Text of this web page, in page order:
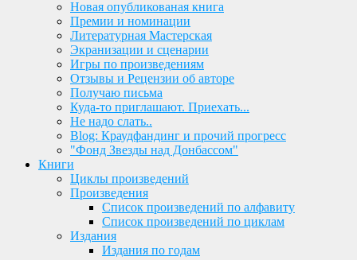
Новая опубликованая книга
Премии и номинации
Литературная Мастерская
Экранизации и сценарии
Игры по произведениям
Отзывы и Рецензии об авторе
Получаю письма
Куда-то приглашают. Приехать...
Не надо слать..
Blog: Краудфандинг и прочий прогресс
"Фонд Звезды над Донбассом"
Книги
Циклы произведений
Произведения
Список произведений по алфавиту
Список произведений по циклам
Издания
Издания по годам